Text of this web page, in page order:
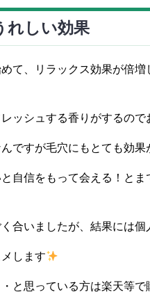
れしい効果
て、リラックス効果が倍
ッシュする香りがするので
ですが毛穴にもとても効果
自信をもって会える！と
合いましたが、結果には個
します
と思っている方は楽天等で